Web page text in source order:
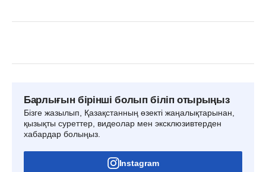
Барлығын бірінші болып біліп отырыңыз
Бізге жазылып, Қазақстанның өзекті жаңалықтарынан,
қызықты суреттер, видеолар мен эксклюзивтерден
хабардар болыңыз.
Instagram